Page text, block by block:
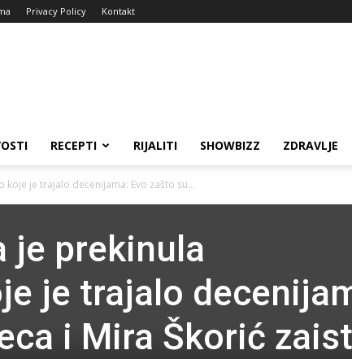
Privacy Policy Kontakt
RECEPTI RIJALITI SHOWBIZZ ZDRAVLJE
je trajalo decenijama: Evo zašto su...
je prekinula
je trajalo
i Mira Škorić